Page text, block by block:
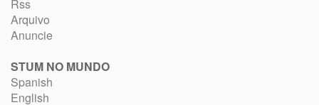
Rss
Arquivo
Anuncie
STUM NO MUNDO
Spanish
English